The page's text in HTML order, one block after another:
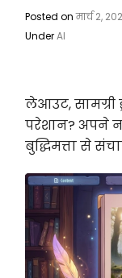
Posted onमार्च 2,
UnderAI
लेआउट, सामग्री
परेशान? अपने
बुद्धिमत्ता से